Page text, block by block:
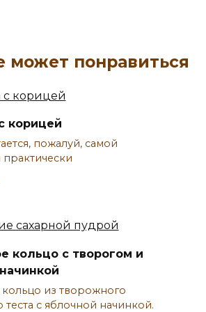
может понравиться
корицей
пожалуй, самой
кольцо с творогом и
из творожного
с яблочной начинкой.